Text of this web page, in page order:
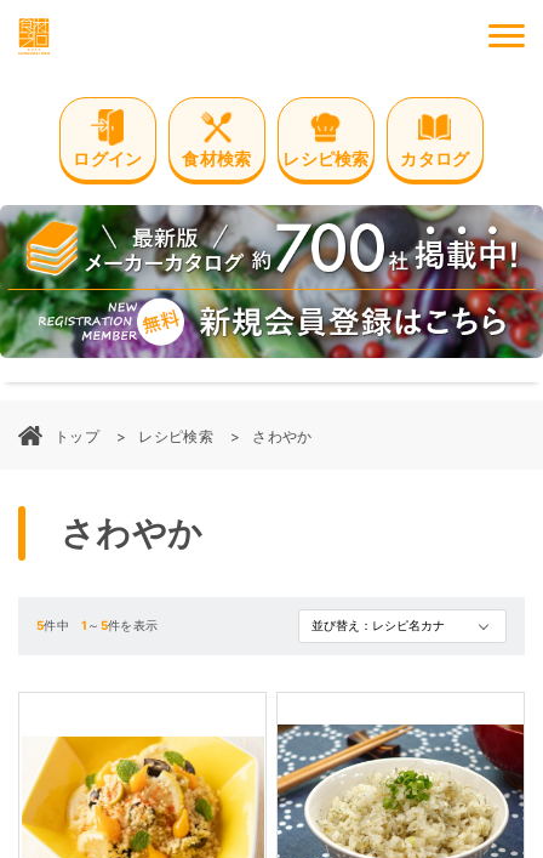
ログイン 食材検索 レシピ検索 カタログ
トップ レシピ検索 さわやか
さわやか
5件中1 ～ 5件を表示